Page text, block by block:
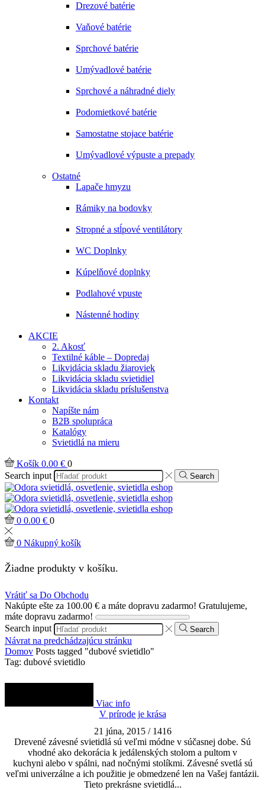
Drezové batérie
Vaňové batérie
Sprchové batérie
Umývadlové batérie
Sprchové a náhradné diely
Podomietkové batérie
Samostatne stojace batérie
Umývadlové výpuste a prepady
Ostatné
Lapače hmyzu
Rámiky na bodovky
Stropné a stĺpové ventilátory
WC Doplnky
Kúpelňové doplnky
Podlahové vpuste
Nástenné hodiny
AKCIE
2. Akosť
Textilné káble – Dopredaj
Likvidácia skladu žiaroviek
Likvidácia skladu svietidiel
Likvidácia skladu príslušenstva
Kontakt
Napíšte nám
B2B spolupráca
Katalógy
Svietidlá na mieru
Košík 0.00 € 0
Search input
Search
0 0.00 € 0
0 Nákupný košík
Žiadne produkty v košíku.
Vrátiť sa Do Obchodu
Nakúpte ešte za 100.00 € a máte dopravu zadarmo! Gratulujeme,
máte dopravu zadarmo!
Search input
Search
Návrat na predchádzajúcu stránku
Domov Posts tagged "dubové svietidlo"
Tag: dubové svietidlo
Viac info
V prírode je krása
21 júna, 2015 / 1416
Drevené závesné svietidlá sú veľmi módne v súčasnej dobe. Sú
vhodné ako dekorácia k jedálenských stolom a pultom v
kuchyni alebo v spálni, nad nočnými stolíkmi. Závesné svetlá sú
veľmi univerzálne a ich použitie je obmedzené len na Vašej fantázii.
Tieto prekrásne svietidlá...